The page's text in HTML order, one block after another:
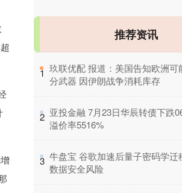
推荐资讯
1 玖联优配 报道：美国告知欧洲可
分武器 因伊朗战争消耗库存
2 亚投金融 7月23日华辰转债下跌
溢价率5516%
3 牛盘宝 谷歌加速后量子密码学迁
数据安全风险